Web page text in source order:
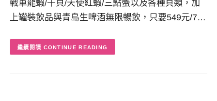
戰車龍蝦/干貝/天使紅蝦/三點蟹以及各種貝類，加
上罐裝飲品與青島生啤酒無限暢飲，只要549元/7…
CONTINUE READING